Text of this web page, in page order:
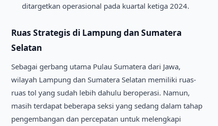
ditargetkan operasional pada kuartal ketiga 2024.
Ruas Strategis di Lampung dan Sumatera
Selatan
Sebagai gerbang utama Pulau Sumatera dari Jawa,
wilayah Lampung dan Sumatera Selatan memiliki ruas-
ruas tol yang sudah lebih dahulu beroperasi. Namun,
masih terdapat beberapa seksi yang sedang dalam tahap
pengembangan dan percepatan untuk melengkapi